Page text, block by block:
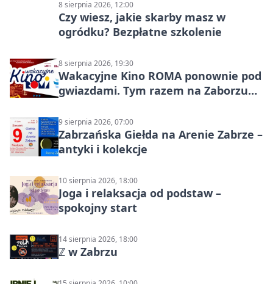
8 sierpnia 2026, 12:00
Czy wiesz, jakie skarby masz w
ogródku? Bezpłatne szkolenie
8 sierpnia 2026, 19:30
Wakacyjne Kino ROMA ponownie pod
gwiazdami. Tym razem na Zaborzu
9 sierpnia 2026, 07:00
Zabrzańska Giełda na Arenie Zabrze –
antyki i kolekcje
10 sierpnia 2026, 18:00
Joga i relaksacja od podstaw –
spokojny start
14 sierpnia 2026, 18:00
ℤ w Zabrzu